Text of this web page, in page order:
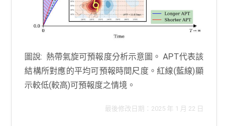
圖說: 熱帶氣旋可預報度分析示意圖。 APT代表該
結構所對應的平均可預報時間尺度。紅線(藍線)顯
示較低(較高)可預報度之情境。
最後修改日期：2025 年 1 月 22 日